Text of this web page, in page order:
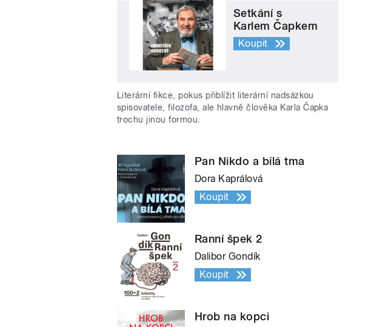
Setkání s
Karlem Čapkem
Koupit
Literární fikce, pokus přiblížit literární nadsázkou
spisovatele, filozofa, ale hlavně člověka Karla Čapka
trochu jinou formou.
Pan Nikdo a bílá tma
Dora Kaprálová
Koupit
Ranní špek 2
Dalibor Gondík
Koupit
Hrob na kopci